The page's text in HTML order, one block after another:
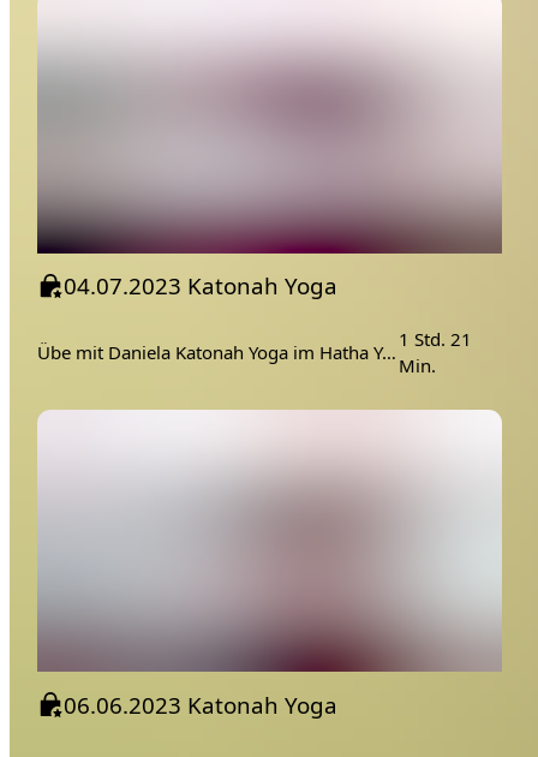
04.07.2023 Katonah Yoga
Übe mit Daniela Katonah Yoga im Hatha Yoga Stil
1 Std. 21
Min.
06.06.2023 Katonah Yoga